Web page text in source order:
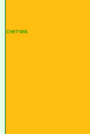
счетчик